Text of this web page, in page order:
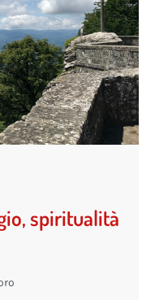
spiritualità